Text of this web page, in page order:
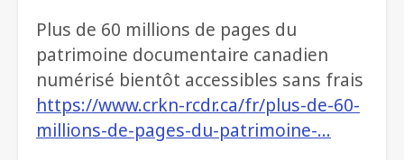
Plus de 60 millions de pages du
patrimoine documentaire canadien
numérisé bientôt accessibles sans frais
https://www.crkn-rcdr.ca/fr/plus-de-60-
millions-de-pages-du-patrimoine-…